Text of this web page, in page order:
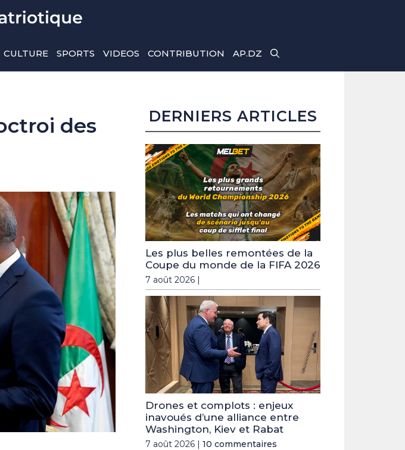
CULTURE SPORTS VIDEOS CONTRIBUTION AP.DZ
des
DERNIERS ARTICLES
Les plus belles remontées de la
Coupe du monde de la FIFA 2026
7 août 2026 |
Drones et complots : enjeux
inavoués d’une alliance entre
Washington, Kiev et Rabat
7 août 2026 | 10 commentaires